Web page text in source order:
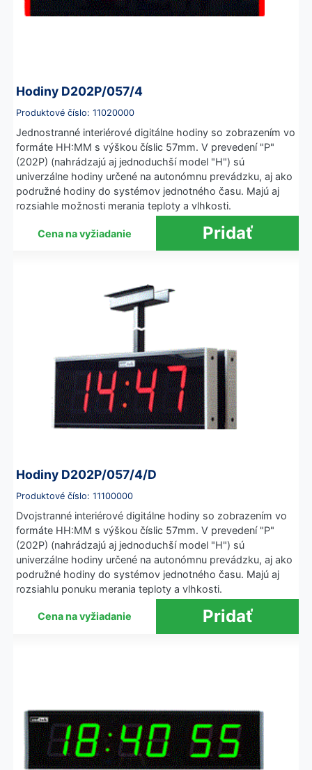
Hodiny D202P/057/4
Produktové číslo: 11020000
Jednostranné interiérové digitálne hodiny so zobrazením vo
formáte HH:MM s výškou číslic 57mm. V prevedení "P"
(202P) (nahrádzajú aj jednoduchší model "H") sú
univerzálne hodiny určené na autonómnu prevádzku, aj ako
podružné hodiny do systémov jednotného času. Majú aj
rozsiahle možnosti merania teploty a vlhkosti.
Cena na vyžiadanie
Hodiny D202P/057/4/D
Produktové číslo: 11100000
Dvojstranné interiérové digitálne hodiny so zobrazením vo
formáte HH:MM s výškou číslic 57mm. V prevedení "P"
(202P) (nahrádzajú aj jednoduchší model "H") sú
univerzálne hodiny určené na autonómnu prevádzku, aj ako
podružné hodiny do systémov jednotného času. Majú aj
rozsiahlu ponuku merania teploty a vlhkosti.
Cena na vyžiadanie